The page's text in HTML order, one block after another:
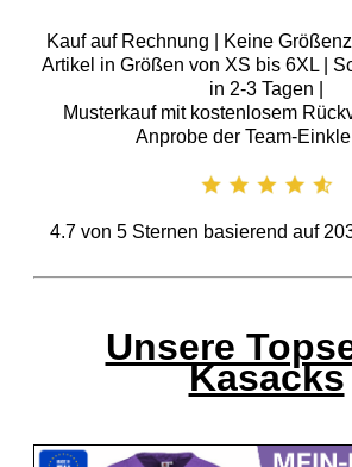
Kauf auf Rechnung | Keine
Artikel in Größen von XS bis 6XL |
in 2-3 Tagen |
Musterkauf mit kostenlosem
Anprobe der Team-
4.7von 5Sternen basierend auf
Unsere
Kasacks